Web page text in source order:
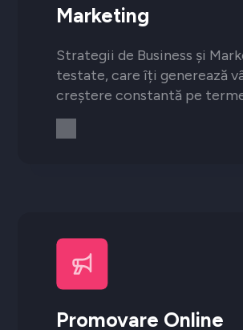
Marketing
Strategii de Business și
testate, care îți generează
creștere constantă pe
Promovare Online